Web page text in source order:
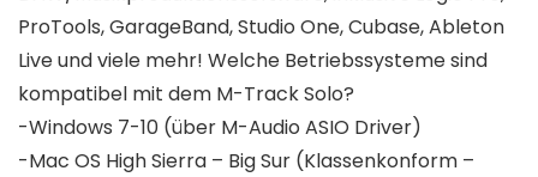
ProTools, GarageBand, Studio One, Cubase, Ableton
Live und viele mehr! Welche Betriebssysteme sind
kompatibel mit dem M-Track Solo?
-Windows 7-10 (über M-Audio ASIO Driver)
-Mac OS High Sierra – Big Sur (Klassenkonform –